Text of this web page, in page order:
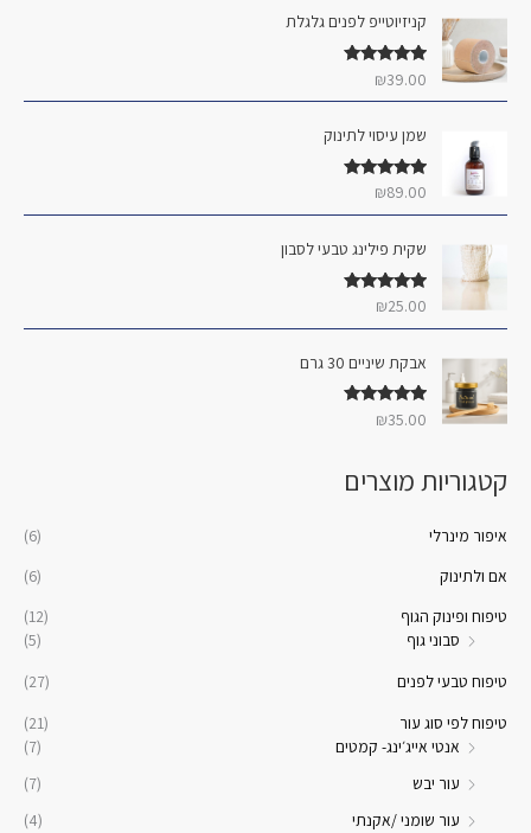
:
קניזיוטייפ לפנים גלגלת
דורג5.00
₪39.00
שמן עיסוי לתינוק
דורג5.00
₪89.00
שקית פילינג טבעי לסבון
דורג5.00
₪25.00
אבקת שיניים 30 גרם
דורג5.00
₪35.00
קטגוריות מוצרים
איפור מינרלי
(6)
אם ולתינוק
(6)
טיפוח ופינוק הגוף
(12)
סבוני גוף
(5)
טיפוח טבעי לפנים
(27)
טיפוח לפי סוג עור
(21)
אנטי אייג׳ינג- קמטים
(7)
עור יבש
(7)
עור שומני /אקנתי
(4)
יי